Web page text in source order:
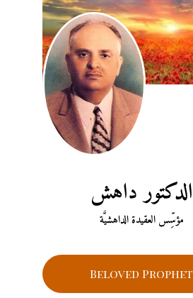
الدكتور داهش
مؤسِّس العقيدة الداهشيَّة
Beloved Prophet